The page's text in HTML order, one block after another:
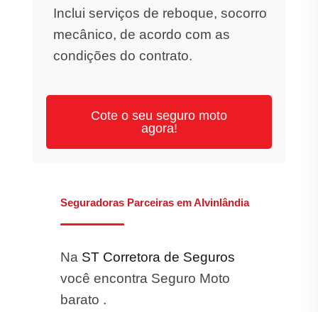
Inclui serviços de reboque, socorro
mecânico, de acordo com as
condições do contrato.
Cote o seu seguro moto
agora!
Seguradoras Parceiras em Alvinlândia
Na ST Corretora de Seguros
você encontra Seguro Moto
barato .